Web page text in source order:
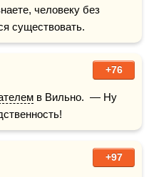
человеку без
существовать.
+76
в Вильно.  — Ну
+97